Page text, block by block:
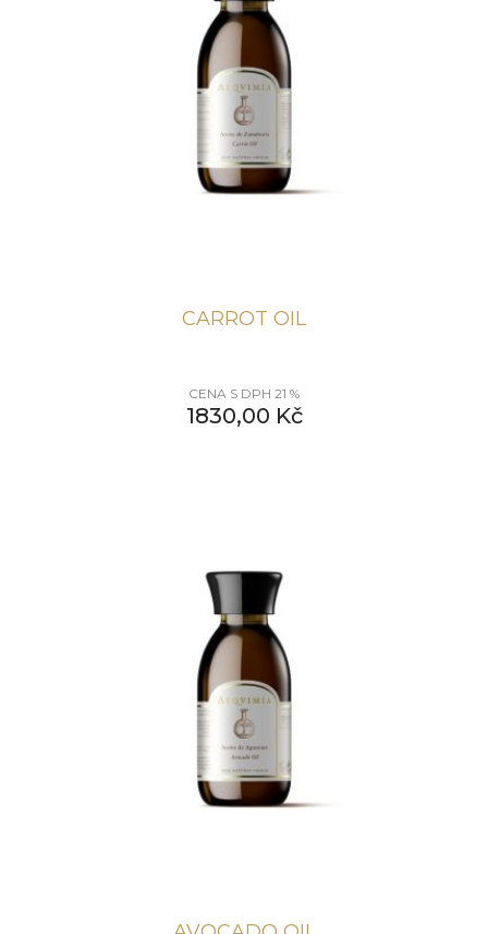
CARROT OIL
CENA S DPH 21 %
1830,00 Kč